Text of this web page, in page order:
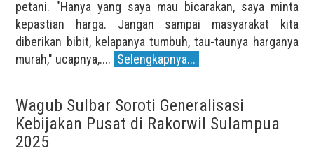
petani. "Hanya yang saya mau bicarakan, saya minta
kepastian harga. Jangan sampai masyarakat kita
diberikan bibit, kelapanya tumbuh, tau-taunya harganya
murah," ucapnya,.... Selengkapnya...
Wagub Sulbar Soroti Generalisasi
Kebijakan Pusat di Rakorwil Sulampua
2025